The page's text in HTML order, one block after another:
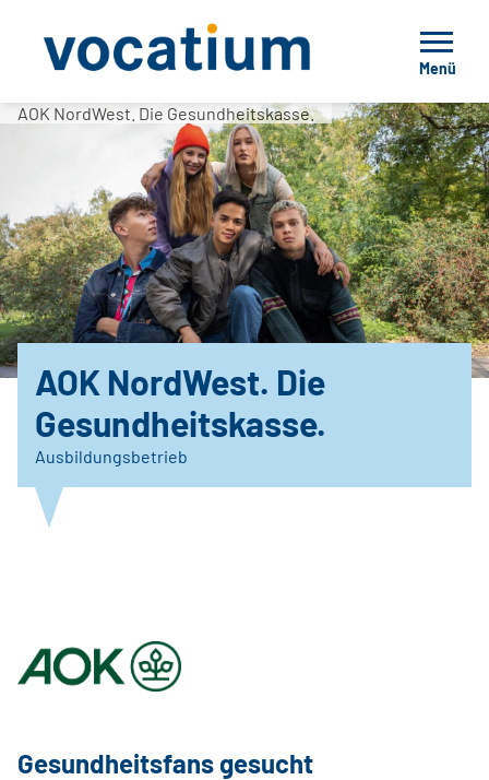
Menü
AOK NordWest. Die Gesundheitskasse.
AOK NordWest. Die
Gesundheitskasse.
Ausbildungsbetrieb
Gesundheitsfans gesucht